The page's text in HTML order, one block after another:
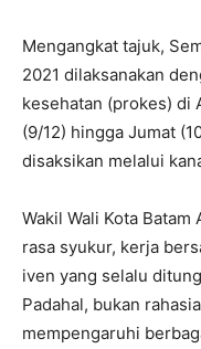
Mengangkat tajuk,
2021 dilaksanakan
kesehatan (prokes) di
(9/12) hingga Jumat
disaksikan melalui
Wakil Wali Kota
rasa syukur, kerja
iven yang selalu
Padahal, bukan
mempengaruhi